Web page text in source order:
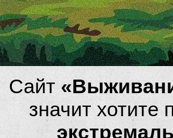
Сайт
значит